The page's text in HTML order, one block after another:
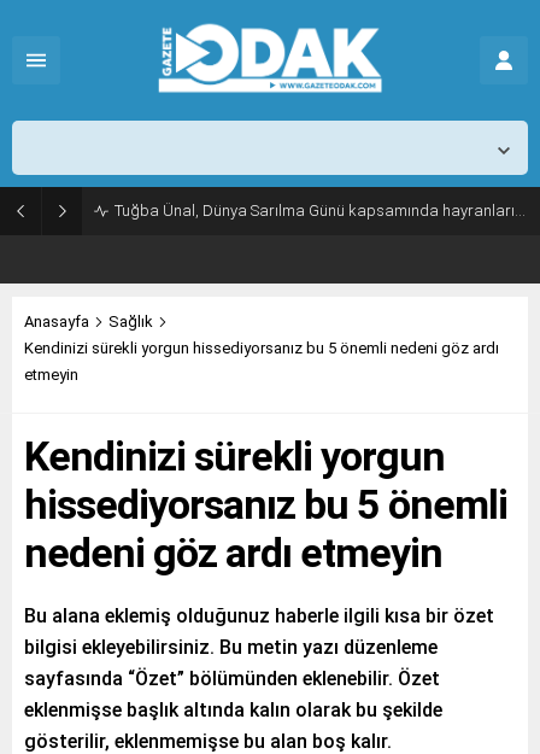
Tuğba Ünal, Dünya Sarılma Günü kapsamında hayranlarıyla buluştu
Anasayfa
Sağlık
Kendinizi sürekli yorgun hissediyorsanız bu 5 önemli nedeni göz ardı
etmeyin
Kendinizi sürekli yorgun
hissediyorsanız bu 5 önemli
nedeni göz ardı etmeyin
Bu alana eklemiş olduğunuz haberle ilgili kısa bir özet
bilgisi ekleyebilirsiniz. Bu metin yazı düzenleme
sayfasında “Özet” bölümünden eklenebilir. Özet
eklenmişse başlık altında kalın olarak bu şekilde
gösterilir, eklenmemişse bu alan boş kalır.